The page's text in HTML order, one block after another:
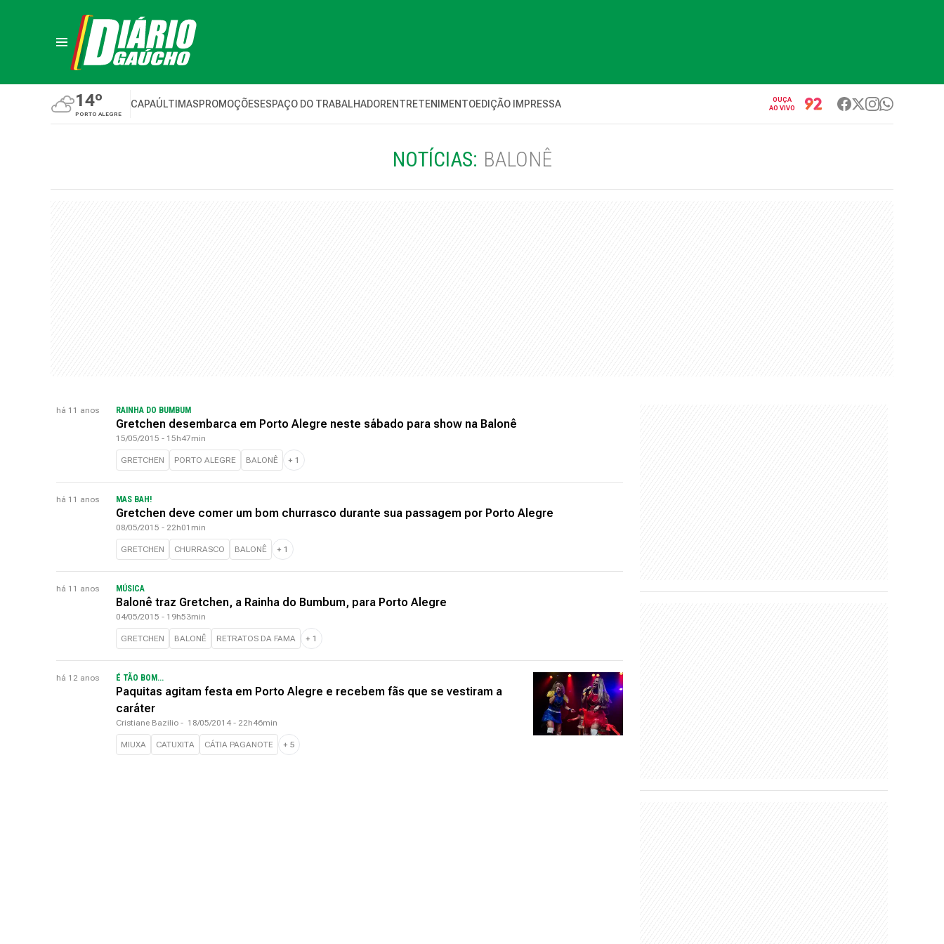
14º
PORTO ALEGRE
CAPAÚLTIMASPROMOÇÕESESPAÇO DO TRABALHADORENTRETENIMENTOEDIÇÃO IMPRESSA
OUÇA
AO VIVO
NOTÍCIAS: BALONÊ
há 11 anos RAINHA DO BUMBUM
Gretchen desembarca em Porto Alegre neste sábado para show na Balonê
15/05/2015 - 15h47min
GRETCHEN PORTO ALEGRE BALONÊ + 1
há 11 anos MAS BAH!
Gretchen deve comer um bom churrasco durante sua passagem por Porto Alegre
08/05/2015 - 22h01min
GRETCHEN CHURRASCO BALONÊ + 1
há 11 anos MÚSICA
Balonê traz Gretchen, a Rainha do Bumbum, para Porto Alegre
04/05/2015 - 19h53min
GRETCHEN BALONÊ RETRATOS DA FAMA + 1
há 12 anos É TÃO BOM...
Paquitas agitam festa em Porto Alegre e recebem fãs que se vestiram a
caráter
Cristiane Bazilio - 18/05/2014 - 22h46min
MIUXA CATUXITA CÁTIA PAGANOTE + 5